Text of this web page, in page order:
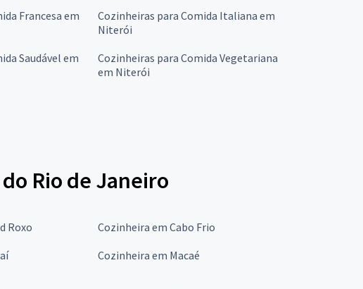
Francesa em
Cozinheiras para Comida Italiana em
Niterói
Saudável em
Cozinheiras para Comida Vegetariana
em Niterói
Rio de Janeiro
Roxo
Cozinheira em Cabo Frio
Cozinheira em Macaé